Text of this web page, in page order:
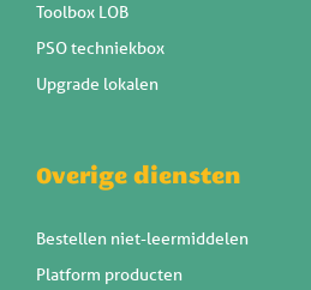
Toolbox LOB
PSO techniekbox
Upgrade lokalen
Overige diensten
Bestellen niet-leermiddelen
Platform producten